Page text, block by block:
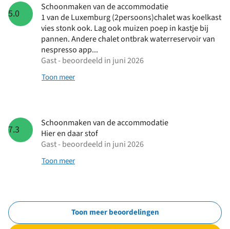
5.0
Schoonmaken van de accommodatie
1 van de Luxemburg (2persoons)chalet was koelkast
vies stonk ook. Lag ook muizen poep in kastje bij
pannen. Andere chalet ontbrak waterreservoir van
nespresso app...
Gast - beoordeeld in juni 2026
Toon meer
7.3
Schoonmaken van de accommodatie
Hier en daar stof
Gast - beoordeeld in juni 2026
Toon meer
Toon meer beoordelingen